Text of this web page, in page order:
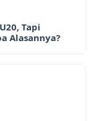
Tapi
Alasannya?